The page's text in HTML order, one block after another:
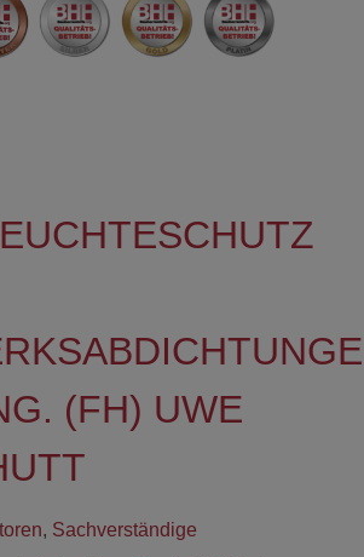
(FH) UWE
, Sachverständige